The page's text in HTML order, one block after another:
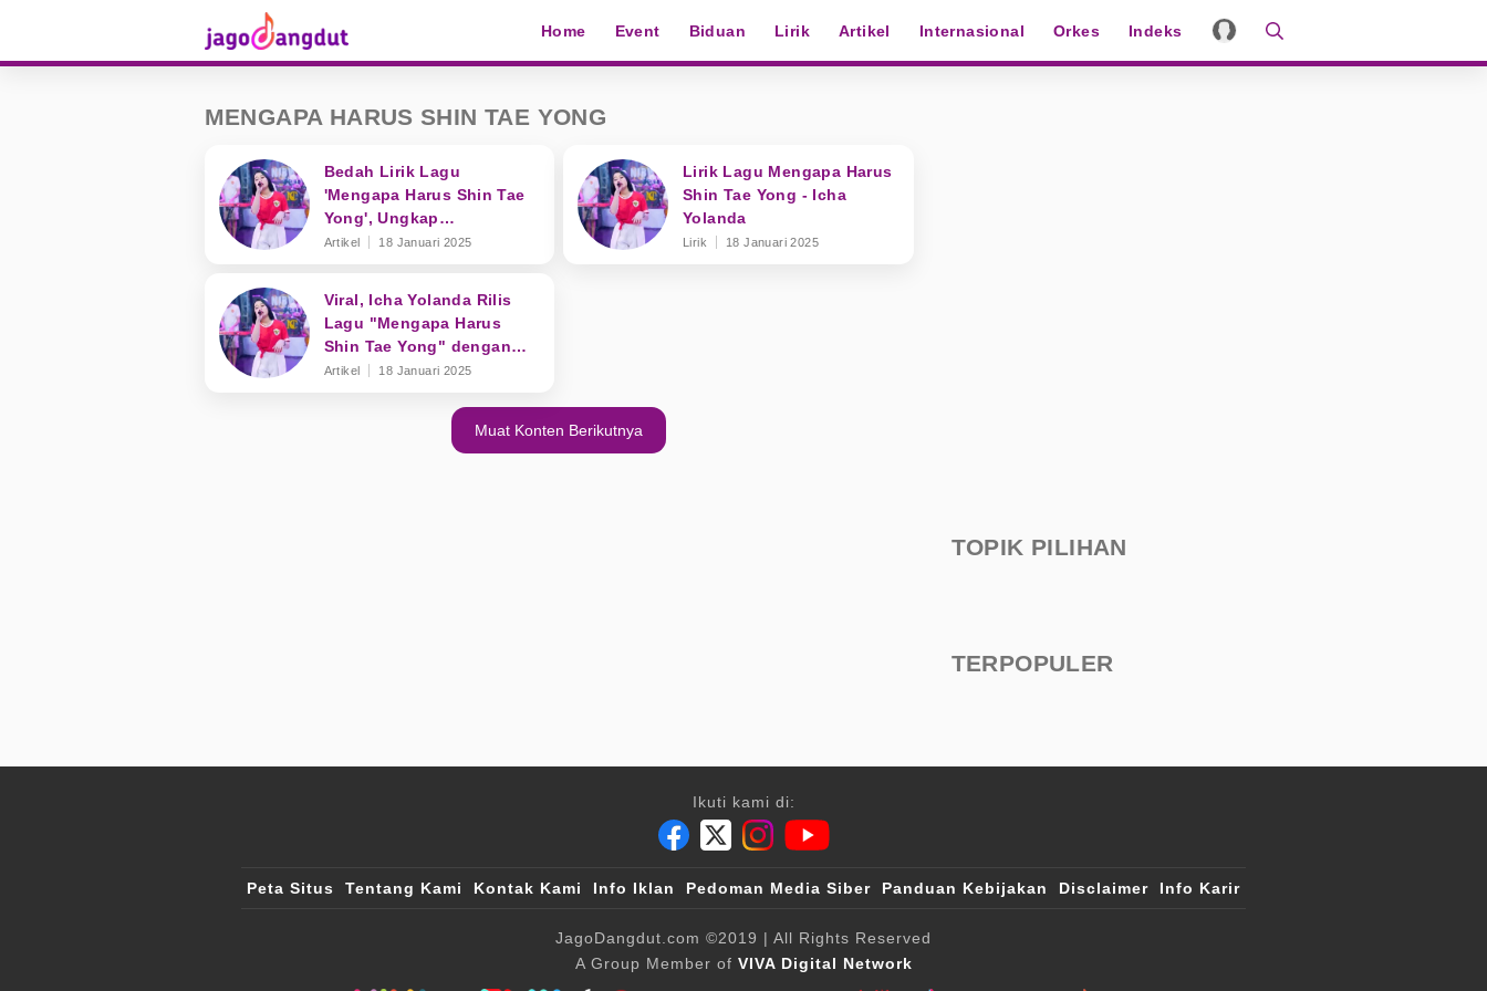
Home Event Biduan Lirik Artikel Internasional Orkes Indeks
MENGAPA HARUS SHIN TAE YONG
Bedah Lirik Lagu
'Mengapa Harus Shin Tae
Yong', Ungkap
Kekecewaan Publik pada
Artikel 18 Januari 2025
Lirik Lagu Mengapa Harus
Shin Tae Yong - Icha
Yolanda
Lirik 18 Januari 2025
Viral, Icha Yolanda Rilis
Lagu "Mengapa Harus
Shin Tae Yong" dengan
Genre Musik PopDut
Artikel 18 Januari 2025
Muat Konten Berikutnya
TOPIK PILIHAN
TERPOPULER
Ikuti kami di:
Peta Situs Tentang Kami Kontak Kami Info Iklan Pedoman Media Siber Panduan Kebijakan Disclaimer Info Karir
JagoDangdut.com ©2019 | All Rights Reserved
A Group Member of VIVA Digital Network